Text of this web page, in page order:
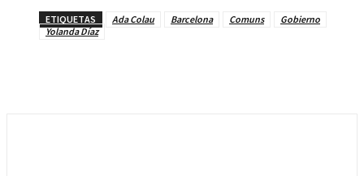
ETIQUETAS Ada Colau Barcelona Comuns
Gobierno
Yolanda Díaz